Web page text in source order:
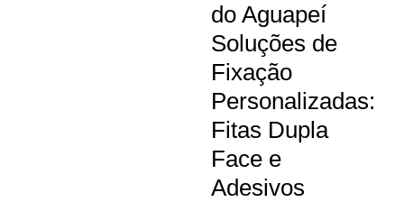
do Aguapeí
Soluções de
Fixação
Personalizadas:
Fitas Dupla
Face e
Adesivos